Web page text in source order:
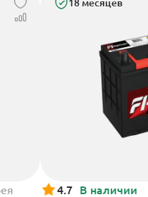
18 месяцев
4.7 В наличии